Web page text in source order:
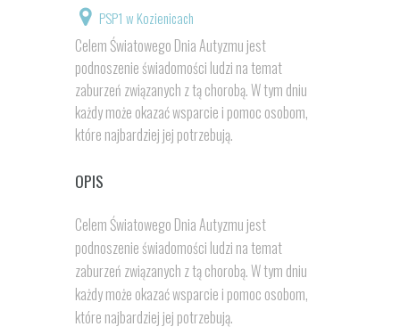
PSP1 w Kozienicach
Celem Światowego Dnia Autyzmu jest
podnoszenie świadomości ludzi na temat
zaburzeń związanych z tą chorobą. W tym dniu
każdy może okazać wsparcie i pomoc osobom,
które najbardziej jej potrzebują.
OPIS
Celem Światowego Dnia Autyzmu jest
podnoszenie świadomości ludzi na temat
zaburzeń związanych z tą chorobą. W tym dniu
każdy może okazać wsparcie i pomoc osobom,
które najbardziej jej potrzebują.